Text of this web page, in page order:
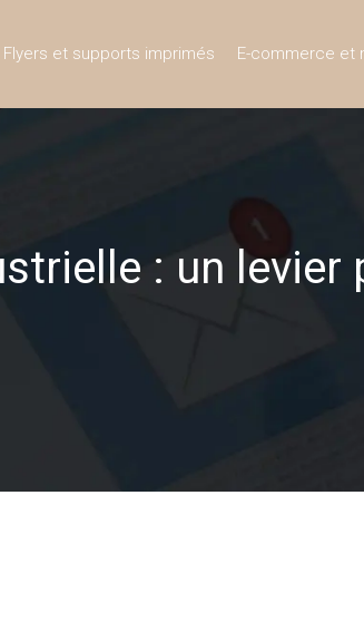
Flyers et supports imprimés E-commerce et
: un levier